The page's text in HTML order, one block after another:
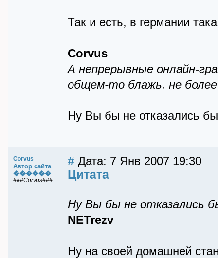
Так и есть, в германии
Corvus
А непрерывные онлайн-
общем-то блажь, не
Ну Вы бы не отказались
Corvus
Автор сайта
������
###Corvus###
# Дата: 7 Янв 2007 19:30
Цитата
Ну Вы бы не отказались
NETrezv
Ну на своей домашней